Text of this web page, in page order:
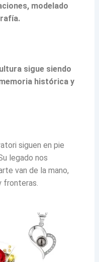
modelado
sigue siendo
histórica y
siguen en pie
legado nos
van de la mano,
fronteras.